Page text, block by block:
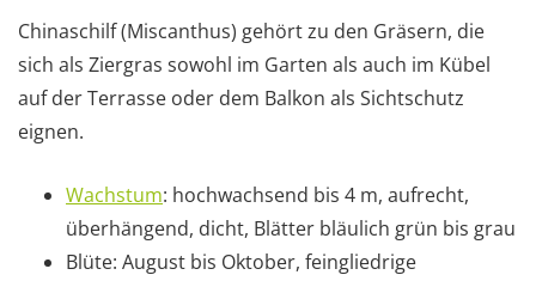
Chinaschilf (Miscanthus) gehört zu den Gräsern, die
sich als Ziergras sowohl im Garten als auch im Kübel
auf der Terrasse oder dem Balkon als Sichtschutz
eignen.
Wachstum: hochwachsend bis 4 m, aufrecht,
überhängend, dicht, Blätter bläulich grün bis grau
Blüte: August bis Oktober, feingliedrige